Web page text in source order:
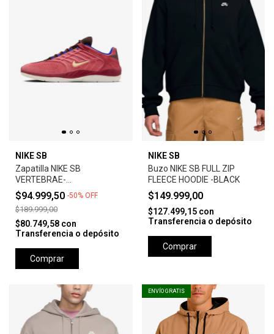
NIKE SB
Zapatilla NIKE SB
VERTEBRAE-
ADOBE/EARTH/NOBLE
RED/MELON TINT
$94.999,50 -50% OFF
$189.999,00
$80.749,58 con
Transferencia o depósito
Comprar
NIKE SB
Buzo NIKE SB FULL ZIP
FLEECE HOODIE -BLACK
$149.999,00
$127.499,15 con
Transferencia o depósito
Comprar
ENVÍO GRATIS